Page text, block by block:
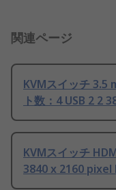
関連ページ
KVMスイッチ 3.5
ト数：4 USB 2 2
KVMスイッチ
3840 x 2160 pixel